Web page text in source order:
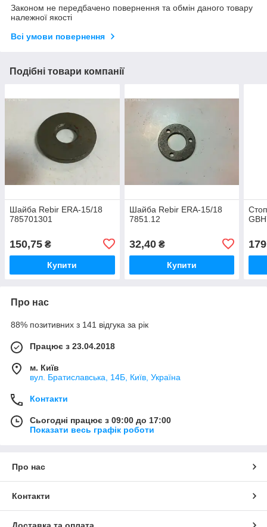
Законом не передбачено повернення та обмін даного товару
належної якості
Всі умови повернення
Подібні товари компанії
Шайба Rebir ERA-15/18
785701301
150,75 ₴
Купити
Шайба Rebir ERA-15/18
7851.12
32,40₴
Купити
Про нас
88% позитивних з 141 відгука за рік
Працює з 23.04.2018
м. Київ
вул. Братиславська, 14Б, Київ, Україна
Контакти
Сьогодні працює з 09:00 до 17:00
Показати весь графік роботи
Про нас
Контакти